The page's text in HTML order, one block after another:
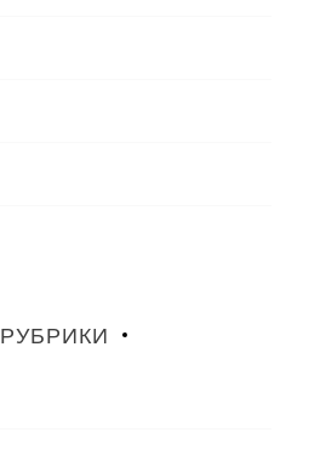
РУБРИКИ